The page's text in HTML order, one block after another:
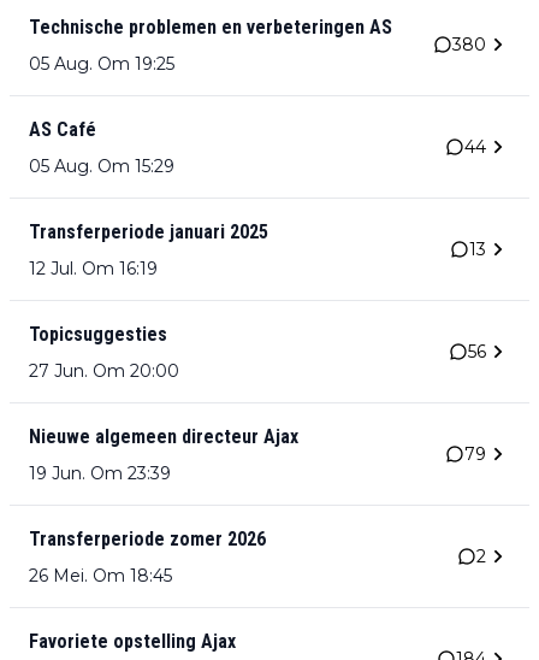
Technische problemen en verbeteringen AS
05 Aug. Om 19:25
380
AS Café
05 Aug. Om 15:29
44
Transferperiode januari 2025
12 Jul. Om 16:19
13
Topicsuggesties
27 Jun. Om 20:00
56
Nieuwe algemeen directeur Ajax
19 Jun. Om 23:39
79
Transferperiode zomer 2026
26 Mei. Om 18:45
2
Favoriete opstelling Ajax